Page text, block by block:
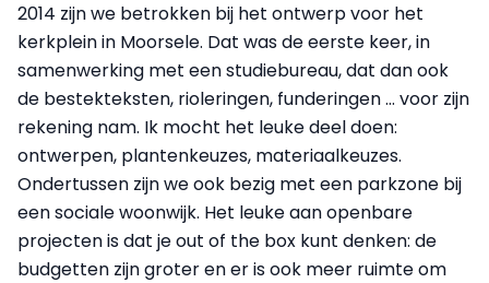
2014 zijn we betrokken bij het ontwerp voor het
kerkplein in Moorsele. Dat was de eerste keer, in
samenwerking met een studiebureau, dat dan ook
de bestekteksten, rioleringen, funderingen ... voor zijn
rekening nam. Ik mocht het leuke deel doen:
ontwerpen, plantenkeuzes, materiaalkeuzes.
Ondertussen zijn we ook bezig met een parkzone bij
een sociale woonwijk. Het leuke aan openbare
projecten is dat je out of the box kunt denken: de
budgetten zijn groter en er is ook meer ruimte om